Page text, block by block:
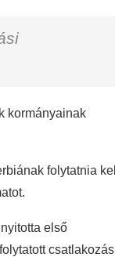
kormányainak
folytatnia
első